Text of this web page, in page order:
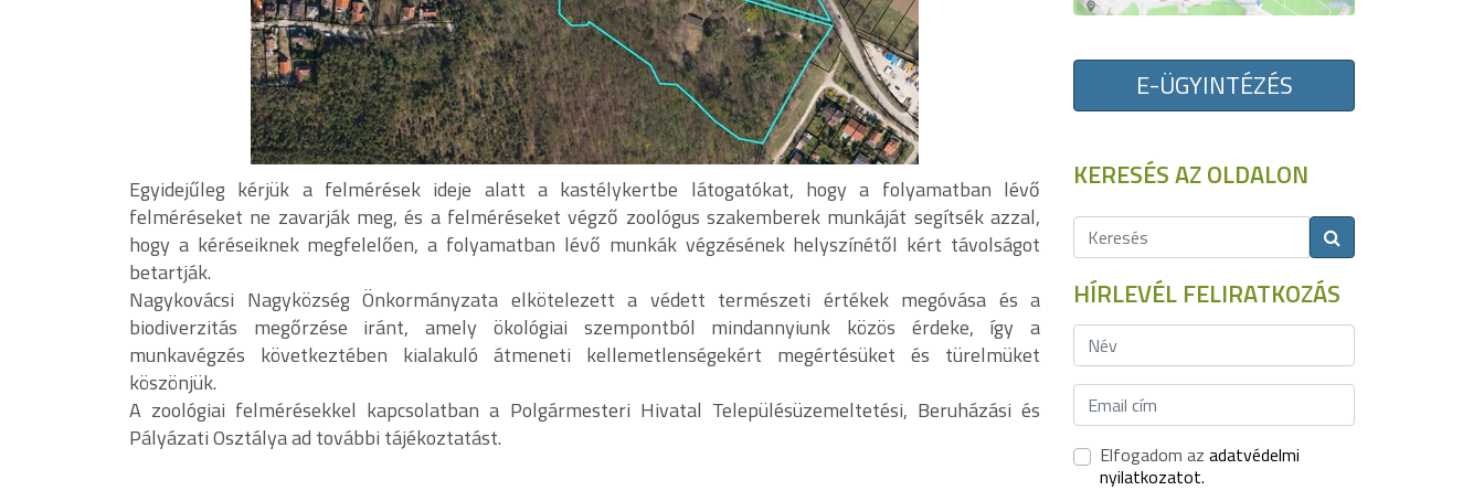
Egyidejűleg kérjük a felmérések ideje alatt a kastélykertbe látogatókat, hogy a folyamatban lévő
felméréseket ne zavarják meg, és a felméréseket végző zoológus szakemberek munkáját segítsék azzal,
hogy a kéréseiknek megfelelően, a folyamatban lévő munkák végzésének helyszínétől kért távolságot
betartják.
Nagykovácsi Nagyközség Önkormányzata elkötelezett a védett természeti értékek megóvása és a
biodiverzitás megőrzése iránt, amely ökológiai szempontból mindannyiunk közös érdeke, így a
munkavégzés következtében kialakuló átmeneti kellemetlenségekért megértésüket és türelmüket
köszönjük.
A zoológiai felmérésekkel kapcsolatban a Polgármesteri Hivatal Településüzemeltetési, Beruházási és
Pályázati Osztálya ad további tájékoztatást.
E-ÜGYINTÉZÉS
KERESÉS AZ OLDALON
HÍRLEVÉL FELIRATKOZÁS
Elfogadom az adatvédelmi
nyilatkozatot.